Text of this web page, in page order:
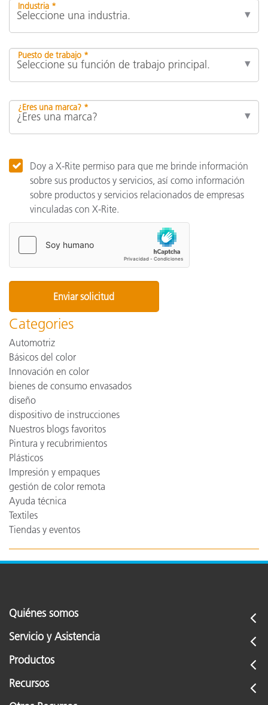
Industria *
Puesto de trabajo *
¿Eres una marca? *
Doy a X-Rite permiso para que me brinde información
sobre sus productos y servicios, así como información
sobre productos y servicios relacionados de empresas
vinculadas con X-Rite.
Categories
Automotriz
Básicos del color
Innovación en color
bienes de consumo envasados
diseño
dispositivo de instrucciones
Nuestros blogs favoritos
Pintura y recubrimientos
Plásticos
Impresión y empaques
gestión de color remota
Ayuda técnica
Textiles
Tiendas y eventos
Quiénes somos
Servicio y Asistencia
Productos
Recursos